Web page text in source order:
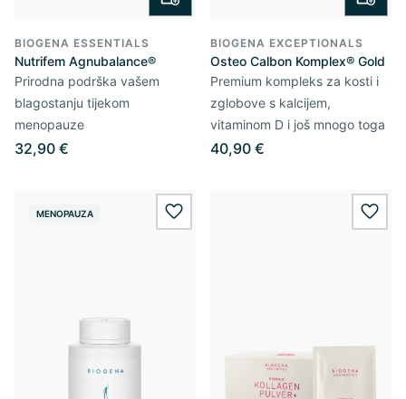
BIOGENA ESSENTIALS
Nutrifem Agnubalance®
Prirodna podrška vašem
blagostanju tijekom
menopauze
32,90 €
BIOGENA EXCEPTIONALS
Osteo Calbon Komplex® Gold
Premium kompleks za kosti i
zglobove s kalcijem,
vitaminom D i još mnogo toga
40,90 €
MENOPAUZA wishlist.add